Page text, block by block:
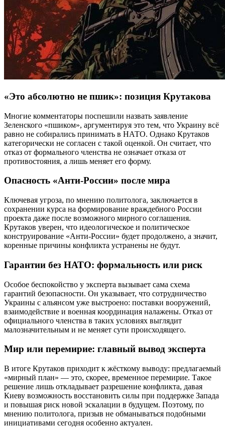
«Это абсолютно не пшик»: позиция Крутакова
Многие комментаторы поспешили назвать заявление
Зеленского «пшиком», аргументируя это тем, что Украину всё
равно не собирались принимать в НАТО. Однако Крутаков
категорически не согласен с такой оценкой. Он считает, что
отказ от формального членства не означает отказа от
противостояния, а лишь меняет его форму.
Опасность «Анти-России» после мира
Ключевая угроза, по мнению политолога, заключается в
сохранении курса на формирование враждебного России
проекта даже после возможного мирного соглашения.
Крутаков уверен, что идеологическое и политическое
конструирование «Анти-России» будет продолжено, а значит,
коренные причины конфликта устранены не будут.
Гарантии без НАТО: формальность или риск
Особое беспокойство у эксперта вызывает сама схема
гарантий безопасности. Он указывает, что сотрудничество
Украины с альянсом уже выстроено: поставки вооружений,
взаимодействие и военная координация налажены. Отказ от
официального членства в таких условиях выглядит
малозначительным и не меняет сути происходящего.
Мир или перемирие: главный вывод эксперта
В итоге Крутаков приходит к жёсткому выводу: предлагаемый
«мирный план» — это, скорее, временное перемирие. Такое
решение лишь откладывает разрешение конфликта, давая
Киеву возможность восстановить силы при поддержке Запада
и повышая риск новой эскалации в будущем. Поэтому, по
мнению политолога, призыв не обманываться подобными
инициативами сегодня особенно актуален.